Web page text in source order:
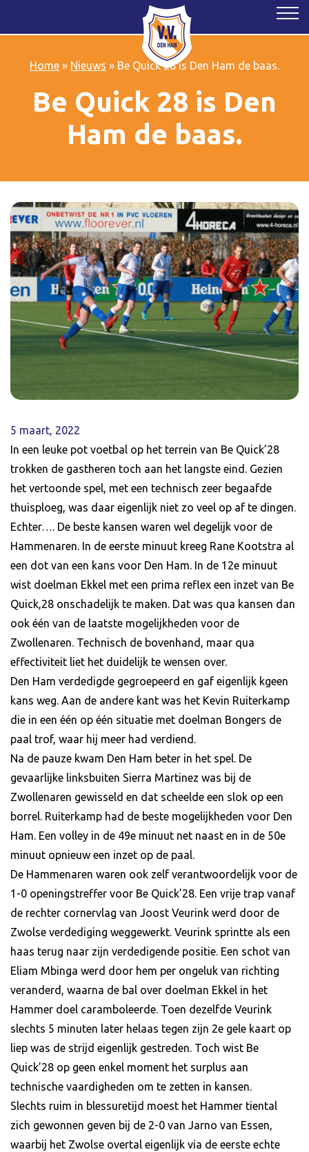
Home» Nieuws » Be Quick 28 is Den Ham de baas.
Be Quick 28 is Den
Ham de baas.
5 maart, 2022
In een leuke pot voetbal op het terrein van Be Quick’28
trokken de gastheren toch aan het langste eind. Gezien
het vertoonde spel, met een technisch zeer begaafde
thuisploeg, was daar eigenlijk niet zo veel op af te dingen.
Echter…. De beste kansen waren wel degelijk voor de
Hammenaren. In de eerste minuut kreeg Rane Kootstra al
een dot van een kans voor Den Ham. In de 12e minuut
wist doelman Ekkel met een prima reflex een inzet van Be
Quick,28 onschadelijk te maken. Dat was qua kansen dan
ook één van de laatste mogelijkheden voor de
Zwollenaren. Technisch de bovenhand, maar qua
effectiviteit liet het duidelijk te wensen over.
Den Ham verdedigde gegroepeerd en gaf eigenlijk kgeen
kans weg. Aan de andere kant was het Kevin Ruiterkamp
die in een één op één situatie met doelman Bongers de
paal trof, waar hij meer had verdiend.
Na de pauze kwam Den Ham beter in het spel. De
gevaarlijke linksbuiten Sierra Martinez was bij de
Zwollenaren gewisseld en dat scheelde een slok op een
borrel. Ruiterkamp had de beste mogelijkheden voor Den
Ham. Een volley in de 49e minuut net naast en in de 50e
minuut opnieuw een inzet op de paal.
De Hammenaren waren ook zelf verantwoordelijk voor de
1-0 openingstreffer voor Be Quick’28. Een vrije trap vanaf
de rechter cornervlag van Joost Veurink werd door de
Zwolse verdediging weggewerkt. Veurink sprintte als een
haas terug naar zijn verdedigende positie. Een schot van
Eliam Mbinga werd door hem per ongeluk van richting
veranderd, waarna de bal over doelman Ekkel in het
Hammer doel caramboleerde. Toen dezelfde Veurink
slechts 5 minuten later helaas tegen zijn 2e gele kaart op
liep was de strijd eigenlijk gestreden. Toch wist Be
Quick’28 op geen enkel moment het surplus aan
technische vaardigheden om te zetten in kansen.
Slechts ruim in blessuretijd moest het Hammer tiental
zich gewonnen geven bij de 2-0 van Jarno van Essen,
waarbij het Zwolse overtal eigenlijk via de eerste echte